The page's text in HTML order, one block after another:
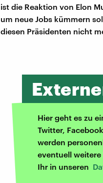
ist die Reaktion von Elon
um neue Jobs kümmern
diesen Präsidenten nicht
Hier geht es zu
Twitter,
werden
eventuell
Ihr in unseren